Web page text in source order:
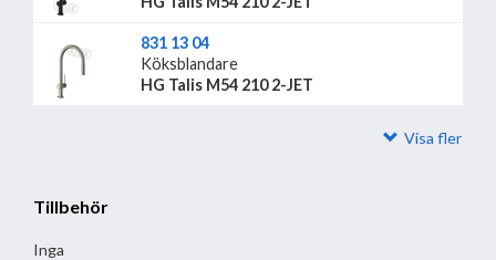
831 13 04
Köksblandare
HG Talis M54 210 2-JET
Visa fler
Tillbehör
Inga